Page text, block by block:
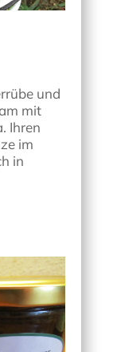
und
mit
Ihren
im
in